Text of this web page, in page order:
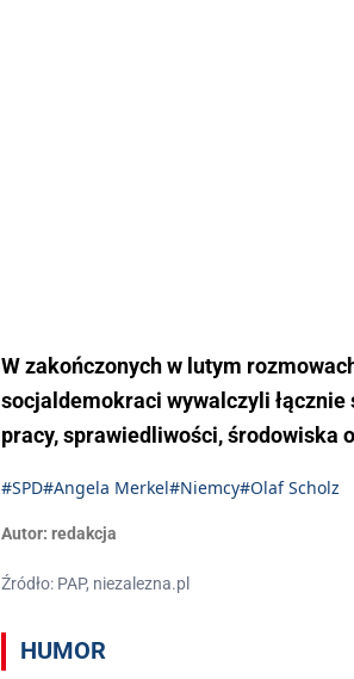
W zakończonych w lutym
socjaldemokraci wywalczyli
pracy, sprawiedliwości, środowiska
#SPD#Angela Merkel#Niemcy#Olaf Scholz
Autor: redakcja
Źródło: PAP, niezalezna.pl
HUMOR